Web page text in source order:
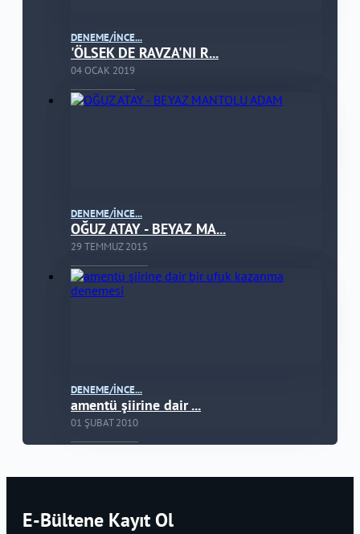
DENEME/İNCE...
'ÖLSEK DE RAVZA'NI R...
04 OCAK 2019
DENEME/İNCE...
OĞUZ ATAY - BEYAZ MA...
29 TEMMUZ 2015
DENEME/İNCE...
amentü şiirine dair ...
01 ŞUBAT 2010
E-Bültene Kayıt Ol